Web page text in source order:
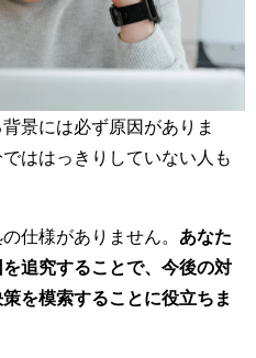
景には必ず原因がありま
ははっきりしていない人も
仕様がありません。 あなた
追究することで、今後の対
を模索することに役立ちま